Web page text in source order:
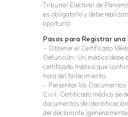
Tribunal Electoral de
es obligatorio y debe
oportuna.
Pasos para Registrar una
– Obtener el Certificado
Defunción: Un médico debe
certificado médico que
hora del fallecimiento.
– Presentar los Documentos
Civil: Certificado médico de
documentos de
del declarante